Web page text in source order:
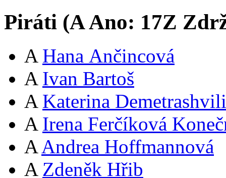
Piráti (AAno: 17Z
A Hana Ančincová
A Ivan Bartoš
A Katerina Demetrashvili
A Irena Ferčíková
A Andrea Hoffmannová
A Zdeněk Hřib